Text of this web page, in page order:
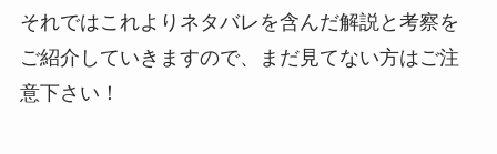
それではこれよりネタバレを含んだ解説と考察を
ご紹介していきますので、まだ見てない方はご注
意下さい！